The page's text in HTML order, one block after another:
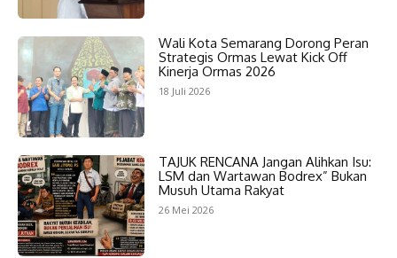
Wali Kota Semarang Dorong Peran
Strategis Ormas Lewat Kick Off
Kinerja Ormas 2026
18 Juli 2026
TAJUK RENCANA Jangan Alihkan Isu:
LSM dan Wartawan Bodrex” Bukan
Musuh Utama Rakyat
26 Mei 2026